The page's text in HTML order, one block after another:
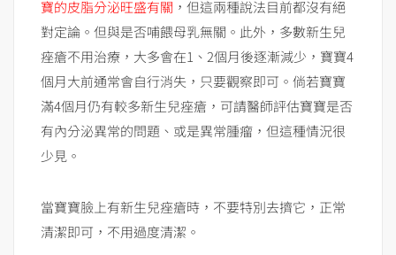
寶的皮脂分泌旺盛有關 ，但這兩種說法目前都沒有絕
對定論。但與是否哺餵母乳無關。此外，多數新生兒
痤瘡不用治療，大多會在1、2個月後逐漸減少，寶寶4
個月大前通常會自行消失，只要觀察即可。倘若寶寶
滿4個月仍有較多新生兒痤瘡，可請醫師評估寶寶是否
有內分泌異常的問題、或是異常腫瘤，但這種情況很
少見。
當寶寶臉上有新生兒痤瘡時，不要特別去擠它，正常
清潔即可，不用過度清潔。